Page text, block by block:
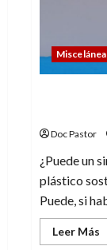
Miscelánea
Doc Pastor
¿Puede un
plástico
Puede, si
Leer Más